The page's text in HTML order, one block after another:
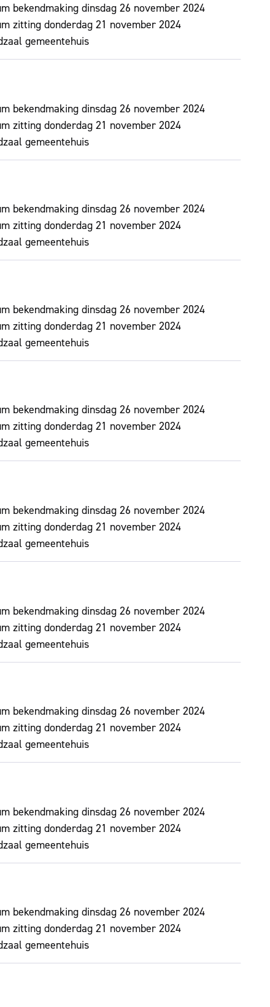
bekendmaking dinsdag 26 november 2024
zitting donderdag 21 november 2024
gemeentehuis
bekendmaking dinsdag 26 november 2024
zitting donderdag 21 november 2024
gemeentehuis
bekendmaking dinsdag 26 november 2024
zitting donderdag 21 november 2024
gemeentehuis
bekendmaking dinsdag 26 november 2024
zitting donderdag 21 november 2024
gemeentehuis
bekendmaking dinsdag 26 november 2024
zitting donderdag 21 november 2024
gemeentehuis
bekendmaking dinsdag 26 november 2024
zitting donderdag 21 november 2024
gemeentehuis
bekendmaking dinsdag 26 november 2024
zitting donderdag 21 november 2024
gemeentehuis
bekendmaking dinsdag 26 november 2024
zitting donderdag 21 november 2024
gemeentehuis
bekendmaking dinsdag 26 november 2024
zitting donderdag 21 november 2024
gemeentehuis
bekendmaking dinsdag 26 november 2024
zitting donderdag 21 november 2024
gemeentehuis